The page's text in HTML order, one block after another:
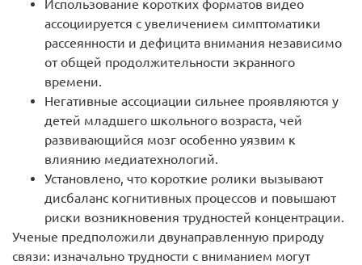
Использование коротких форматов видео
ассоциируется с увеличением симптоматики
рассеянности и дефицита внимания независимо
от общей продолжительности экранного
времени.
Негативные ассоциации сильнее проявляются у
детей младшего школьного возраста, чей
развивающийся мозг особенно уязвим к
влиянию медиатехнологий.
Установлено, что короткие ролики вызывают
дисбаланс когнитивных процессов и повышают
риски возникновения трудностей концентрации.
Ученые предположили двунаправленную природу
связи: изначально трудности с вниманием могут